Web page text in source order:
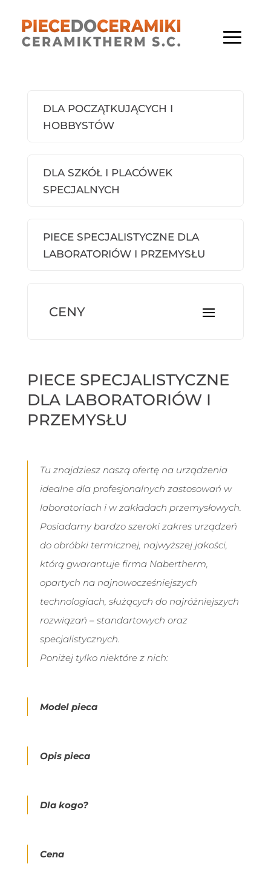
DLA POCZĄTKUJĄCYCH I
HOBBYSTÓW
DLA SZKÓŁ I PLACÓWEK
SPECJALNYCH
PIECE SPECJALISTYCZNE DLA
LABORATORIÓW I PRZEMYSŁU
PIECE SPECJALISTYCZNE
DLA LABORATORIÓW I
PRZEMYSŁU
Tu znajdziesz naszą ofertę na urządzenia
idealne dla profesjonalnych zastosowań w
laboratoriach i w zakładach przemysłowych.
Posiadamy bardzo szeroki zakres urządzeń
do obróbki termicznej, najwyższej jakości,
którą gwarantuje firma Nabertherm,
opartych na najnowocześniejszych
technologiach, służących do najróżniejszych
rozwiązań – standartowych oraz
specjalistycznych.
Poniżej tylko niektóre z nich:
Model pieca
Opis pieca
Dla kogo?
Cena